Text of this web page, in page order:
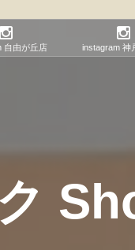
自由が丘店 instagram 神